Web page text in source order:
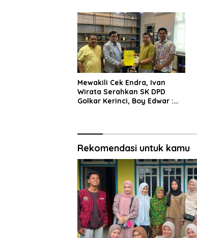
Mewakili Cek Endra, Ivan
Wirata Serahkan SK DPD
Golkar Kerinci, Boy Edwar :
Rekomendasi untuk kamu